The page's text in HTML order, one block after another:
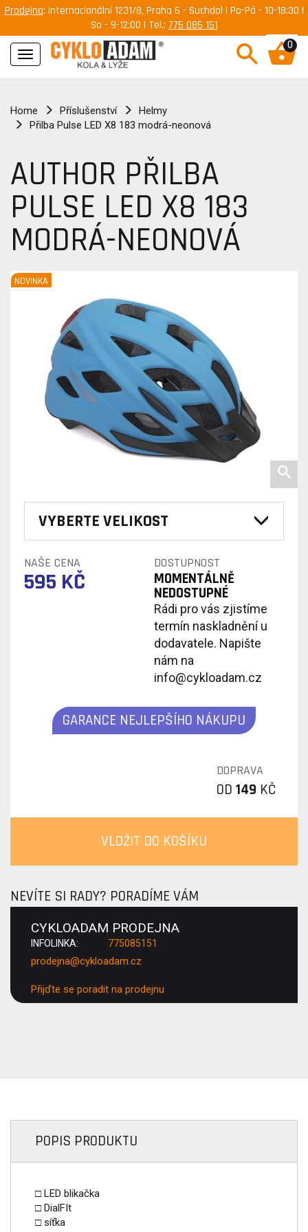
Prodejna: Internacionální 1231/8, Praha 6 - Suchdol | Po-Pá - 10-18:30 |
So - 9-12:00 | Tel.: 775 085 151
Navigace
0
Home Příslušenství
Helmy
Přilba Pulse LED X8 183 modrá-neonová
AUTHOR PŘILBA
PULSE LED X8 183
MODRÁ-NEONOVÁ
NOVINKA
VYBERTE VELIKOST
NAŠE CENA DOSTUPNOST
595 KČ MOMENTÁLNĚ
NEDOSTUPNÉ
Rádi pro vás zjistíme
termín naskladnění u
dodavatele. Napište
nám na
info@cykloadam.cz
GARANCE NEJLEPŠÍHO NÁKUPU
DOPRAVA
OD 149 KČ
VLOŽIT DO KOŠÍKU
NEVÍTE SI RADY? PORADÍME VÁM
CYKLOADAM PRODEJNA
INFOLINKA: 775085151
prodejna@cykloadam.cz
Přijďte se poradit na prodejnu
POPIS PRODUKTU
□ LED blikačka
□ DialFIt
□ síťka